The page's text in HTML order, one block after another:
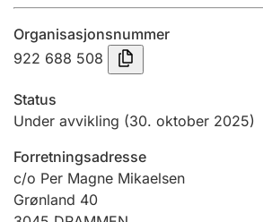
Innsending og forsinkelsesgebyr
Betaling og jegeravgiftskort
Organisasjonsnummer
922 688 508
Status
Under avvikling (30. oktober 2025)
Forretningsadresse
c/o Per Magne Mikaelsen
Grønland 40